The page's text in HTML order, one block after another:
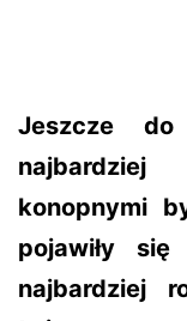
Jeszcze do
najbardziej
konopnymi
pojawiły
najbardziej